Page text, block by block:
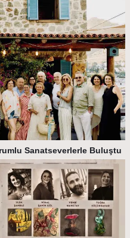
Sanatseverlerle Buluştu